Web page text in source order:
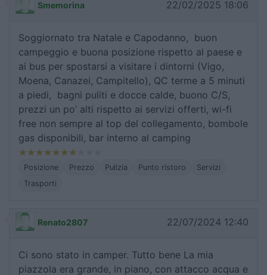
Smemorina 22/02/2025 18:06
Soggiornato tra Natale e Capodanno, buon
campeggio e buona posizione rispetto al paese e
ai bus per spostarsi a visitare i dintorni (Vigo,
Moena, Canazei, Campitello), QC terme a 5 minuti
a piedi, bagni puliti e docce calde, buono C/S,
prezzi un po’ alti rispetto ai servizi offerti, wi-fi
free non sempre al top del collegamento, bombole
gas disponibili, bar interno al camping
Posizione Prezzo Pulizia Punto ristoro
Servizi
Trasporti
Renato2807 22/07/2024 12:40
Ci sono stato in camper. Tutto bene La mia
piazzola era grande, in piano, con attacco acqua e